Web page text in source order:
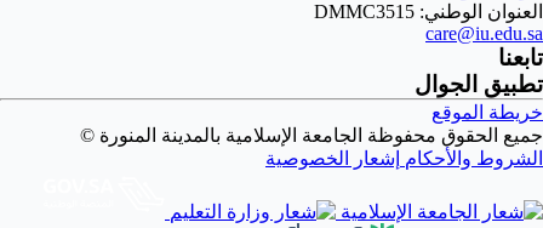
العنوان الوطني: DMMC3515
care@iu.edu.sa
تابعنا
تطبيق الجوال
خريطة الموقع
جميع الحقوق محفوظة الجامعة الإسلامية بالمدينة المنورة ©
الشروط والأحكام إشعار الخصوصية